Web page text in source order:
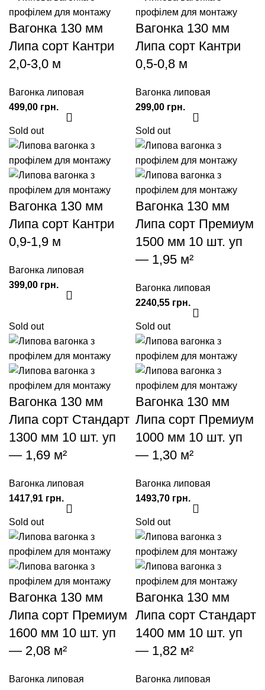
Вагонка 130 мм
Липа сорт Кантри
2,0-3,0 м
Вагонка липовая
грн.
Вагонка 130 мм
Липа сорт Кантри
0,5-0,8 м
Вагонка липовая
грн.
Sold out
Вагонка 130 мм
Липа сорт Кантри
0,9-1,9 м
Вагонка липовая
грн.
Sold out
Вагонка 130 мм
Липа сорт Премиум
1500 мм 10 шт. уп
— 1,95 м²
Вагонка липовая
грн.
Sold out
Вагонка 130 мм
Липа сорт Стандарт
1300 мм 10 шт. уп
— 1,69 м²
Вагонка липовая
грн.
Sold out
Вагонка 130 мм
Липа сорт Премиум
1000 мм 10 шт. уп
— 1,30 м²
Вагонка липовая
грн.
Sold out
Вагонка 130 мм
Липа сорт Премиум
1600 мм 10 шт. уп
— 2,08 м²
Вагонка липовая
Sold out
Вагонка 130 мм
Липа сорт Стандарт
1400 мм 10 шт. уп
— 1,82 м²
Вагонка липовая